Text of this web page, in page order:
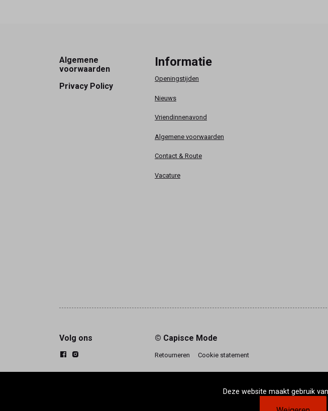
Footer
Algemene
voorwaarden
Privacy Policy
Informatie
Openingstijden
Nieuws
Vriendinnenavond
Algemene voorwaarden
Contact & Route
Vacature
Volg ons © Capisce Mode
Retourneren Cookie statement
Deze website maakt gebruik